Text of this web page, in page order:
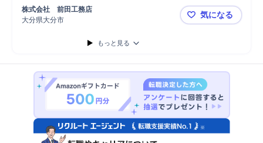
施工管理支援
現場代理人
普通自動車
株式会社　前田工務店
大分県大分市
【大分市】
気になる
もっと見る